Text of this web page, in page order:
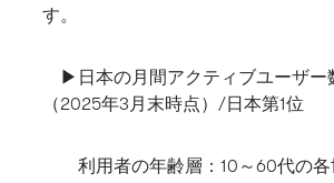
す。
▶日本の月間アクティブユーザー
（2025年3月末時点）/日本第1位
利用者の年齢層 ：10～60代の